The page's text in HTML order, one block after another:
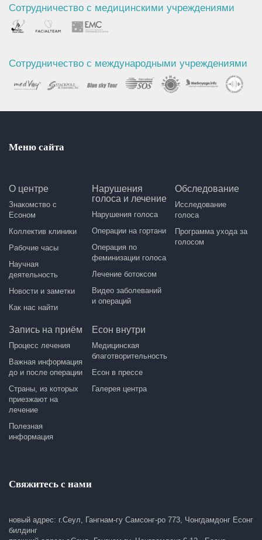
Сотрудничество с медицинскими учреждениями
Сотрудничество с международными учреждениями
Меню сайта
О центре
Знакомство с
Есоном
Коллектив клиники
Рабочие часы
Научная
деятельность
Новости и заметки
Как нас найти
Нарушения
голоса и лечение
Нарушения голоса
Операции на гортани
Операция по
феминизации голоса
Лечение ботоксом
Видео заболеваний
и операций
Обследование
Исследование
голоса
Программа ухода за
голосом
Запись на приём
Процесс лечения
Важная информация
до и после операции
Страны, из которых
приезжают на
лечение
Полезная
информация
Есон внутри
Медицинская
благотворительность
Есон в прессе
Галерея центра
Свяжитесь с нами
новый адрес: г.Сеул, Гангнам-гу Самсонг-ро 773, Чонгдамдонг Есонг
билдинг